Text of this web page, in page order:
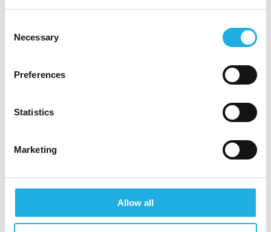
Selection
Necessary
Preferences
Statistics
Marketing
Allow all
Grundförståelse för flera av bolagets
Erfarenhet av hållbarhetsarbete och
investeringar
Du är strategisk, trygg och prestigelös. Du
och engagerande. Du arbetar med delegering
behov. Du gör komplex teknik och ekonomi
begriplig för beslutsfattare och allmänhet.